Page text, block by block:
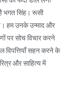
भगत सिंह। रूसी
हम उनके उन्माद और
पर सोच विचार करने
विपत्तियाँ सहन करने के
और साहित्य में